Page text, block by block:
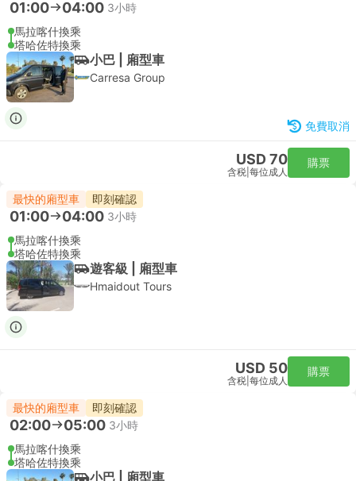
01:00 04:00 3小時
馬拉喀什換乘
塔哈佐特換乘
小巴 | 廂型車
Carresa Group
免費取消
USD 70
含税 每位成人
購票
最快的廂型車 即刻確認
01:00 04:00 3小時
馬拉喀什換乘
塔哈佐特換乘
遊客級 | 廂型車
Hmaidout Tours
USD 50
含税 每位成人
購票
最快的廂型車 即刻確認
02:00 05:00 3小時
馬拉喀什換乘
塔哈佐特換乘
小巴 | 廂型車